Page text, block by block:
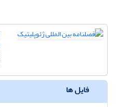
فایل ها